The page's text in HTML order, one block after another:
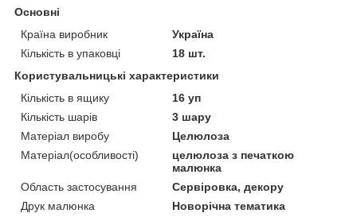
Основні
Країна виробник
Україна
Кількість в упаковці
18 шт.
Користувальницькі характеристики
Кількість в ящику
16 уп
Кількість шарів
3 шару
Матеріал виробу
Целюлоза
Матеріал(особливості)
целюлоза з печаткою
малюнка
Область застосування
Сервіровка, декору
Друк малюнка
Новорічна тематика